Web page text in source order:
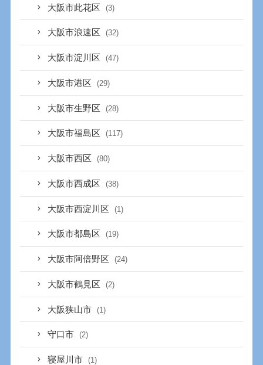
大阪市此花区 (3)
大阪市浪速区 (32)
大阪市淀川区 (47)
大阪市港区 (29)
大阪市生野区 (28)
大阪市福島区 (117)
大阪市西区 (80)
大阪市西成区 (38)
大阪市西淀川区 (1)
大阪市都島区 (19)
大阪市阿倍野区 (24)
大阪市鶴見区 (2)
大阪狭山市 (1)
守口市 (2)
寝屋川市 (1)